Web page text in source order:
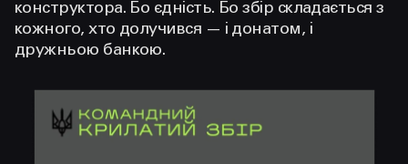
конструктора. Бо єдність. Бо збір складається з
кожного, хто долучився — і донатом, і
дружньою банкою.